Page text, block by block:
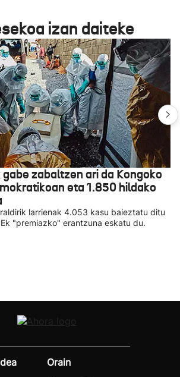
izan daiteke
zabaltzen ari da Kongoko
eta 1.850 hildako
larrienak 4.053 kasu baieztatu ditu
"premiazko" erantzuna eskatu du.
Orain